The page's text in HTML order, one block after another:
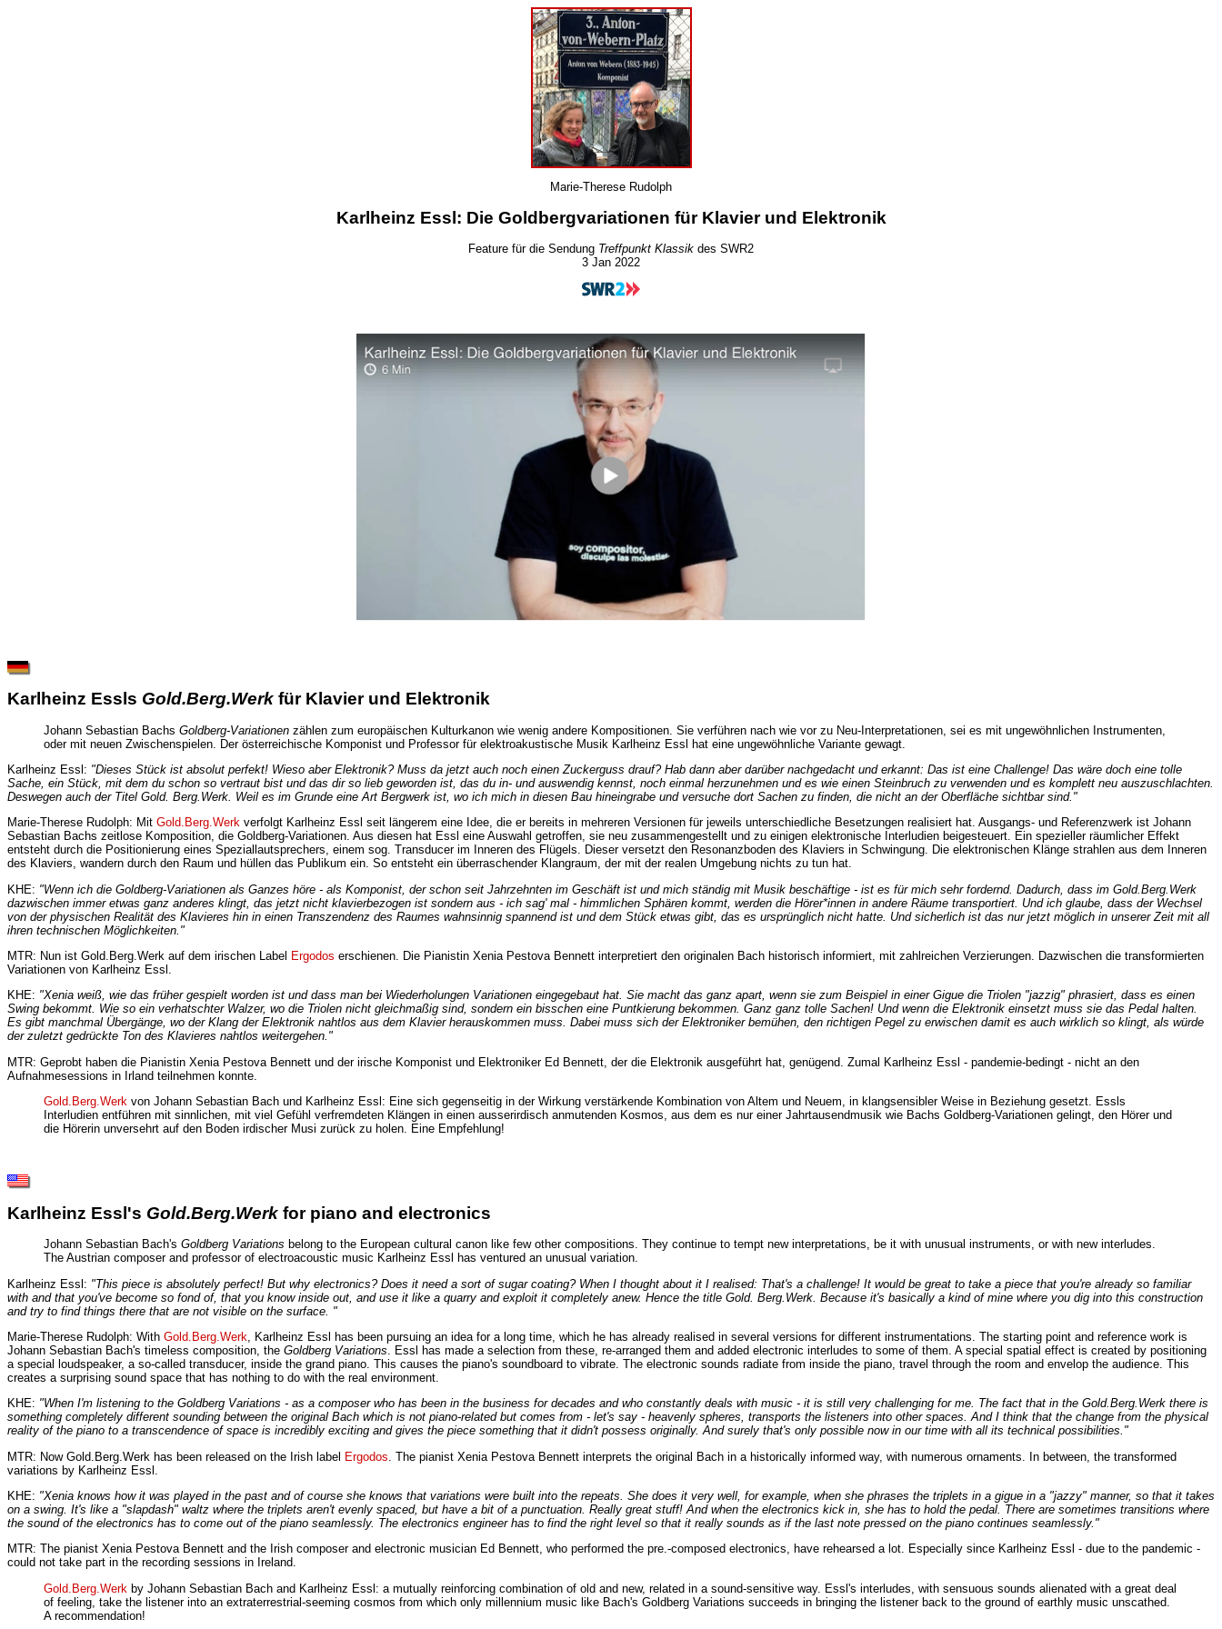
Marie-Therese Rudolph
Karlheinz Essl: Die Goldbergvariationen für Klavier und Elektronik
Feature für die Sendung Treffpunkt Klassik des SWR2
3 Jan 2022
Karlheinz Essls Gold.Berg.Werk für Klavier und Elektronik
Johann Sebastian Bachs Goldberg-Variationen zählen zum europäischen Kulturkanon wie wenig andere Kompositionen. Sie verführen nach wie vor zu Neu-Interpretationen, sei es mit ungewöhnlichen Instrumenten,
oder mit neuen Zwischenspielen. Der österreichische Komponist und Professor für elektroakustische Musik Karlheinz Essl hat eine ungewöhnliche Variante gewagt.
Karlheinz Essl: "Dieses Stück ist absolut perfekt! Wieso aber Elektronik? Muss da jetzt auch noch einen Zuckerguss drauf? Hab dann aber darüber nachgedacht und erkannt: Das ist eine Challenge! Das wäre doch eine tolle
Sache, ein Stück, mit dem du schon so vertraut bist und das dir so lieb geworden ist, das du in- und auswendig kennst, noch einmal herzunehmen und es wie einen Steinbruch zu verwenden und es komplett neu auszuschlachten.
Deswegen auch der Titel Gold. Berg.Werk. Weil es im Grunde eine Art Bergwerk ist, wo ich mich in diesen Bau hineingrabe und versuche dort Sachen zu finden, die nicht an der Oberfläche sichtbar sind."
Marie-Therese Rudolph: Mit Gold.Berg.Werk verfolgt Karlheinz Essl seit längerem eine Idee, die er bereits in mehreren Versionen für jeweils unterschiedliche Besetzungen realisiert hat. Ausgangs- und Referenzwerk ist Johann
Sebastian Bachs zeitlose Komposition, die Goldberg-Variationen. Aus diesen hat Essl eine Auswahl getroffen, sie neu zusammengestellt und zu einigen elektronische Interludien beigesteuert. Ein spezieller räumlicher Effekt
entsteht durch die Positionierung eines Speziallautsprechers, einem sog. Transducer im Inneren des Flügels. Dieser versetzt den Resonanzboden des Klaviers in Schwingung. Die elektronischen Klänge strahlen aus dem Inneren
des Klaviers, wandern durch den Raum und hüllen das Publikum ein. So entsteht ein überraschender Klangraum, der mit der realen Umgebung nichts zu tun hat.
KHE: "Wenn ich die Goldberg-Variationen als Ganzes höre - als Komponist, der schon seit Jahrzehnten im Geschäft ist und mich ständig mit Musik beschäftige - ist es für mich sehr fordernd. Dadurch, dass im Gold.Berg.Werk
dazwischen immer etwas ganz anderes klingt, das jetzt nicht klavierbezogen ist sondern aus - ich sag' mal - himmlichen Sphären kommt, werden die Hörer*innen in andere Räume transportiert. Und ich glaube, dass der Wechsel
von der physischen Realität des Klavieres hin in einen Transzendenz des Raumes wahnsinnig spannend ist und dem Stück etwas gibt, das es ursprünglich nicht hatte. Und sicherlich ist das nur jetzt möglich in unserer Zeit mit all
ihren technischen Möglichkeiten."
MTR: Nun ist Gold.Berg.Werk auf dem irischen Label Ergodos erschienen. Die Pianistin Xenia Pestova Bennett interpretiert den originalen Bach historisch informiert, mit zahlreichen Verzierungen. Dazwischen die transformierten
Variationen von Karlheinz Essl.
KHE: "Xenia weiß, wie das früher gespielt worden ist und dass man bei Wiederholungen Variationen eingegebaut hat. Sie macht das ganz apart, wenn sie zum Beispiel in einer Gigue die Triolen "jazzig" phrasiert, dass es einen
Swing bekommt. Wie so ein verhatschter Walzer, wo die Triolen nicht gleichmaßig sind, sondern ein bisschen eine Puntkierung bekommen. Ganz ganz tolle Sachen! Und wenn die Elektronik einsetzt muss sie das Pedal halten.
Es gibt manchmal Übergänge, wo der Klang der Elektronik nahtlos aus dem Klavier herauskommen muss. Dabei muss sich der Elektroniker bemühen, den richtigen Pegel zu erwischen damit es auch wirklich so klingt, als würde
der zuletzt gedrückte Ton des Klavieres nahtlos weitergehen."
MTR: Geprobt haben die Pianistin Xenia Pestova Bennett und der irische Komponist und Elektroniker Ed Bennett, der die Elektronik ausgeführt hat, genügend. Zumal Karlheinz Essl - pandemie-bedingt - nicht an den
Aufnahmesessions in Irland teilnehmen konnte.
Gold.Berg.Werk von Johann Sebastian Bach und Karlheinz Essl: Eine sich gegenseitig in der Wirkung verstärkende Kombination von Altem und Neuem, in klangsensibler Weise in Beziehung gesetzt. Essls
Interludien entführen mit sinnlichen, mit viel Gefühl verfremdeten Klängen in einen ausserirdisch anmutenden Kosmos, aus dem es nur einer Jahrtausendmusik wie Bachs Goldberg-Variationen gelingt, den Hörer und
die Hörerin unversehrt auf den Boden irdischer Musi zurück zu holen. Eine Empfehlung!
Karlheinz Essl's Gold.Berg.Werk for piano and electronics
Johann Sebastian Bach's Goldberg Variations belong to the European cultural canon like few other compositions. They continue to tempt new interpretations, be it with unusual instruments, or with new interludes.
The Austrian composer and professor of electroacoustic music Karlheinz Essl has ventured an unusual variation.
Karlheinz Essl: "This piece is absolutely perfect! But why electronics? Does it need a sort of sugar coating? When I thought about it I realised: That's a challenge! It would be great to take a piece that you're already so familiar
with and that you've become so fond of, that you know inside out, and use it like a quarry and exploit it completely anew. Hence the title Gold. Berg.Werk. Because it's basically a kind of mine where you dig into this construction
and try to find things there that are not visible on the surface. "
Marie-Therese Rudolph: With Gold.Berg.Werk, Karlheinz Essl has been pursuing an idea for a long time, which he has already realised in several versions for different instrumentations. The starting point and reference work is
Johann Sebastian Bach's timeless composition, the Goldberg Variations. Essl has made a selection from these, re-arranged them and added electronic interludes to some of them. A special spatial effect is created by positioning
a special loudspeaker, a so-called transducer, inside the grand piano. This causes the piano's soundboard to vibrate. The electronic sounds radiate from inside the piano, travel through the room and envelop the audience. This
creates a surprising sound space that has nothing to do with the real environment.
KHE: "When I'm listening to the Goldberg Variations - as a composer who has been in the business for decades and who constantly deals with music - it is still very challenging for me. The fact that in the Gold.Berg.Werk there is
something completely different sounding between the original Bach which is not piano-related but comes from - let's say - heavenly spheres, transports the listeners into other spaces. And I think that the change from the physical
reality of the piano to a transcendence of space is incredibly exciting and gives the piece something that it didn't possess originally. And surely that's only possible now in our time with all its technical possibilities."
MTR: Now Gold.Berg.Werk has been released on the Irish label Ergodos . The pianist Xenia Pestova Bennett interprets the original Bach in a historically informed way, with numerous ornaments. In between, the transformed
variations by Karlheinz Essl.
KHE: "Xenia knows how it was played in the past and of course she knows that variations were built into the repeats. She does it very well, for example, when she phrases the triplets in a gigue in a "jazzy" manner, so that it takes
on a swing. It's like a "slapdash" waltz where the triplets aren't evenly spaced, but have a bit of a punctuation. Really great stuff! And when the electronics kick in, she has to hold the pedal. There are sometimes transitions where
the sound of the electronics has to come out of the piano seamlessly. The electronics engineer has to find the right level so that it really sounds as if the last note pressed on the piano continues seamlessly."
MTR: The pianist Xenia Pestova Bennett and the Irish composer and electronic musician Ed Bennett, who performed the pre.-composed electronics, have rehearsed a lot. Especially since Karlheinz Essl - due to the pandemic -
could not take part in the recording sessions in Ireland.
Gold.Berg.Werk by Johann Sebastian Bach and Karlheinz Essl: a mutually reinforcing combination of old and new, related in a sound-sensitive way. Essl's interludes, with sensuous sounds alienated with a great deal
of feeling, take the listener into an extraterrestrial-seeming cosmos from which only millennium music like Bach's Goldberg Variations succeeds in bringing the listener back to the ground of earthly music unscathed.
A recommendation!